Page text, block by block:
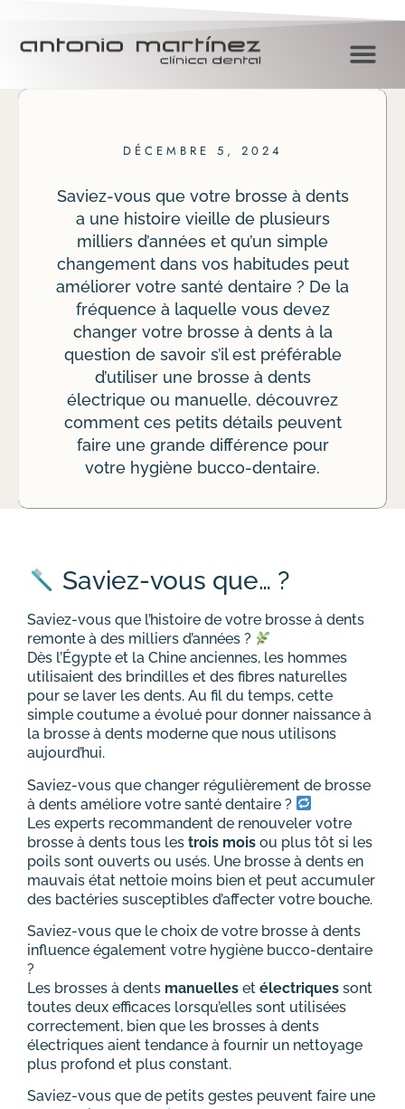
DÉCEMBRE 5, 2024
Saviez-vous que votre brosse à dents
a une histoire vieille de plusieurs
milliers d’années et qu’un simple
changement dans vos habitudes peut
améliorer votre santé dentaire ? De la
fréquence à laquelle vous devez
changer votre brosse à dents à la
question de savoir s’il est préférable
d’utiliser une brosse à dents
électrique ou manuelle, découvrez
comment ces petits détails peuvent
faire une grande différence pour
votre hygiène bucco-dentaire.
Saviez-vous que… ?
Saviez-vous que l’histoire de votre brosse à dents
remonte à des milliers d’années ?
Dès l’Égypte et la Chine anciennes, les hommes
utilisaient des brindilles et des fibres naturelles
pour se laver les dents. Au fil du temps, cette
simple coutume a évolué pour donner naissance à
la brosse à dents moderne que nous utilisons
aujourd’hui.
Saviez-vous que changer régulièrement de brosse
à dents améliore votre santé dentaire ?
Les experts recommandent de renouveler votre
brosse à dents tous les trois mois ou plus tôt si les
poils sont ouverts ou usés. Une brosse à dents en
mauvais état nettoie moins bien et peut accumuler
des bactéries susceptibles d’affecter votre bouche.
Saviez-vous que le choix de votre brosse à dents
influence également votre hygiène bucco-dentaire
?
Les brosses à dents manuelles et électriques sont
toutes deux efficaces lorsqu’elles sont utilisées
correctement, bien que les brosses à dents
électriques aient tendance à fournir un nettoyage
plus profond et plus constant.
Saviez-vous que de petits gestes peuvent faire une